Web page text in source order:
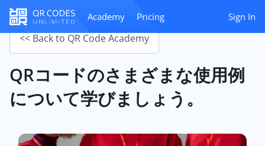
Academy Pricing Sign In
<< Back to QR Code Academy
QRコードのさまざまな使用例
について学びましょう。